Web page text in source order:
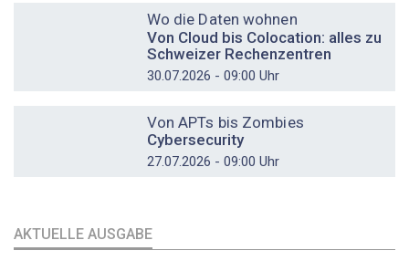
Wo die Daten wohnen
Von Cloud bis Colocation: alles zu
Schweizer Rechenzentren
30.07.2026 - 09:00 Uhr
Von APTs bis Zombies
Cybersecurity
27.07.2026 - 09:00 Uhr
AKTUELLE AUSGABE